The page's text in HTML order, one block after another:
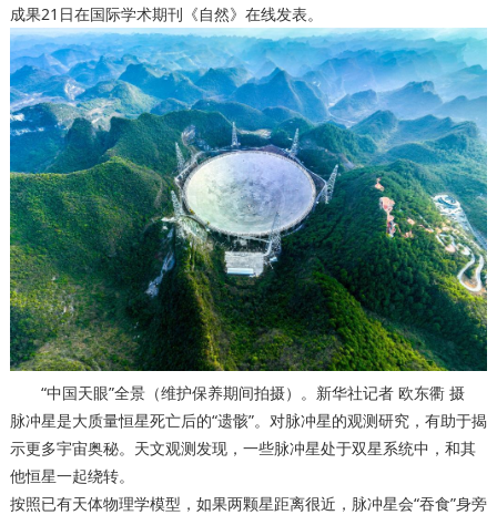
成果21日在国际学术期刊《自然》在线发表。
“中国天眼”全景（维护保养期间拍摄）。新华社记者 欧东衢 摄
脉冲星是大质量恒星死亡后的“遗骸”。对脉冲星的观测研究，有助于揭
示更多宇宙奥秘。天文观测发现，一些脉冲星处于双星系统中，和其
他恒星一起绕转。
按照已有天体物理学模型，如果两颗星距离很近，脉冲星会“吞食”身旁